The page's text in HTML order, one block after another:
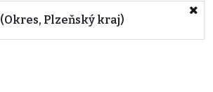
Plzeňský kraj)